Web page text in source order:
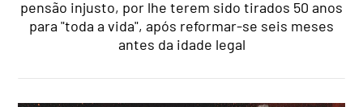
pensão injusto, por lhe terem sido tirados 50 anos
para "toda a vida", após reformar-se seis meses
antes da idade legal